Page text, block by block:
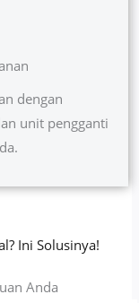
dengan
unit pengganti
Ini Solusinya!
Anda